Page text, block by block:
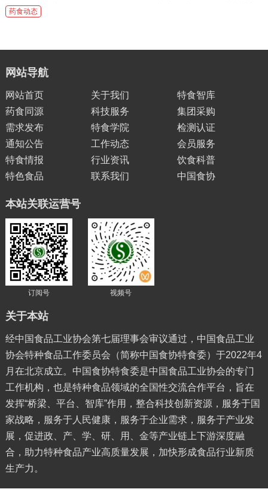
药食动态
网站导航
网站首页 关于我们
特食智库
药食同源
科技服务
集团采购
需求发布
特食学院
检测认证
通知公告
工作动态
会员服务
特食情报
行业资讯
饮食科普
特色食品
联系我们 中国食协
本站关联运营号
订阅号 视频号
关于本站
经中国食品工业协会第七届理事会审议通过，中国食品工业
协会特种食品工作委员会（简称中国食协特食委）于2022年4
月在北京成立。中国食协特食委是中国食品工业协会的专门
工作机构，也是特种食品领域的全国性交流合作平台，旨在
发挥“桥梁、平台、智库”作用，整合科技创新资源，服务于国
家战略，服务于人民健康，服务于企业需求，服务于产业发
展，促进政、产、学、研、用、金等产业链上下游深度融
合，助力特种食品产业高质量发展，加快形成食品行业新质
生产力。